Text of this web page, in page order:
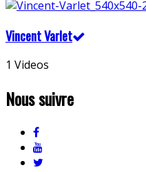
Vincent Varlet
1 Videos
Nous suivre